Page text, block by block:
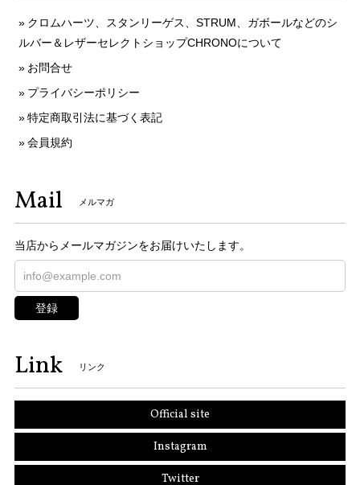
クロムハーツ、スタンリーゲス、STRUM、ガボールなどのシ
ルバー＆レザーセレクトショップCHRONOについて
お問合せ
プライバシーポリシー
特定商取引法に基づく表記
会員規約
Mail メルマガ
当店からメールマガジンをお届けいたします。
登録
Link リンク
Official site
Instagram
Twitter